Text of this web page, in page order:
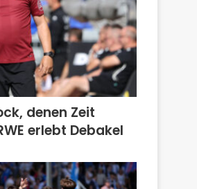
denen Zeit
erlebt Debakel